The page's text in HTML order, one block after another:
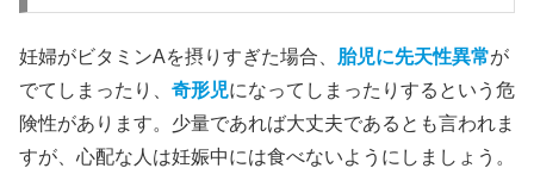
妊婦がビタミンAを摂りすぎた場合、 胎児に先天性異常が
でてしまったり、 奇形児になってしまったりするという危
険性があります。少量であれば大丈夫であるとも言われま
すが、心配な人は妊娠中には食べないようにしましょう。